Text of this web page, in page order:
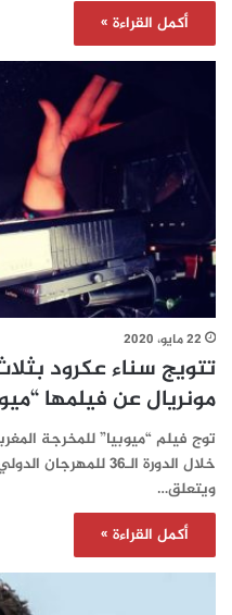
أكمل القراءة »
22 مايو، 2020
تتويج سناء عكرود
مونريال عن فيلمها
توج فيلم “ميوبيا” للمخرجة
خلال الدورة الـ36
ويتعلق…
أكمل القراءة »